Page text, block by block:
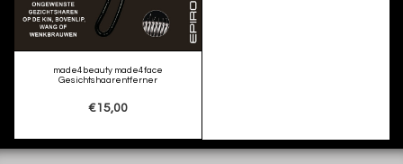
made4beauty made4face
Gesichtshaarentferner
€15,00